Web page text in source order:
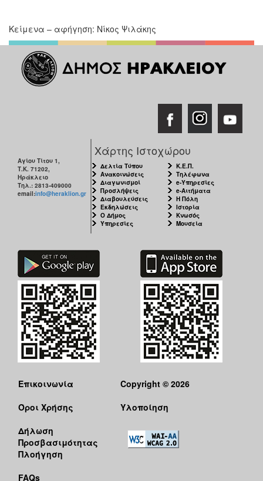
Κείμενα – αφήγηση: Νίκος Ψιλάκης
Αγίου Τίτου 1,
Τ.Κ. 71202,
Ηράκλειο
Τηλ.: 2813-409000
email:info@heraklion.gr
Χάρτης Ιστοχώρου
Δελτία Τύπου
Ανακοινώσεις
Διαγωνισμοί
Προσλήψεις
Διαβουλεύσεις
Εκδηλώσεις
Ο Δήμος
Υπηρεσίες
Κ.Ε.Π.
Τηλέφωνα
e-Υπηρεσίες
e-Αιτήματα
Η Πόλη
Ιστορία
Κνωσός
Μουσεία
Επικοινωνία
Όροι Χρήσης
Δήλωση
Προσβασιμότητας
Πλοήγηση
FAQs
Copyright © 2026
Υλοποίηση